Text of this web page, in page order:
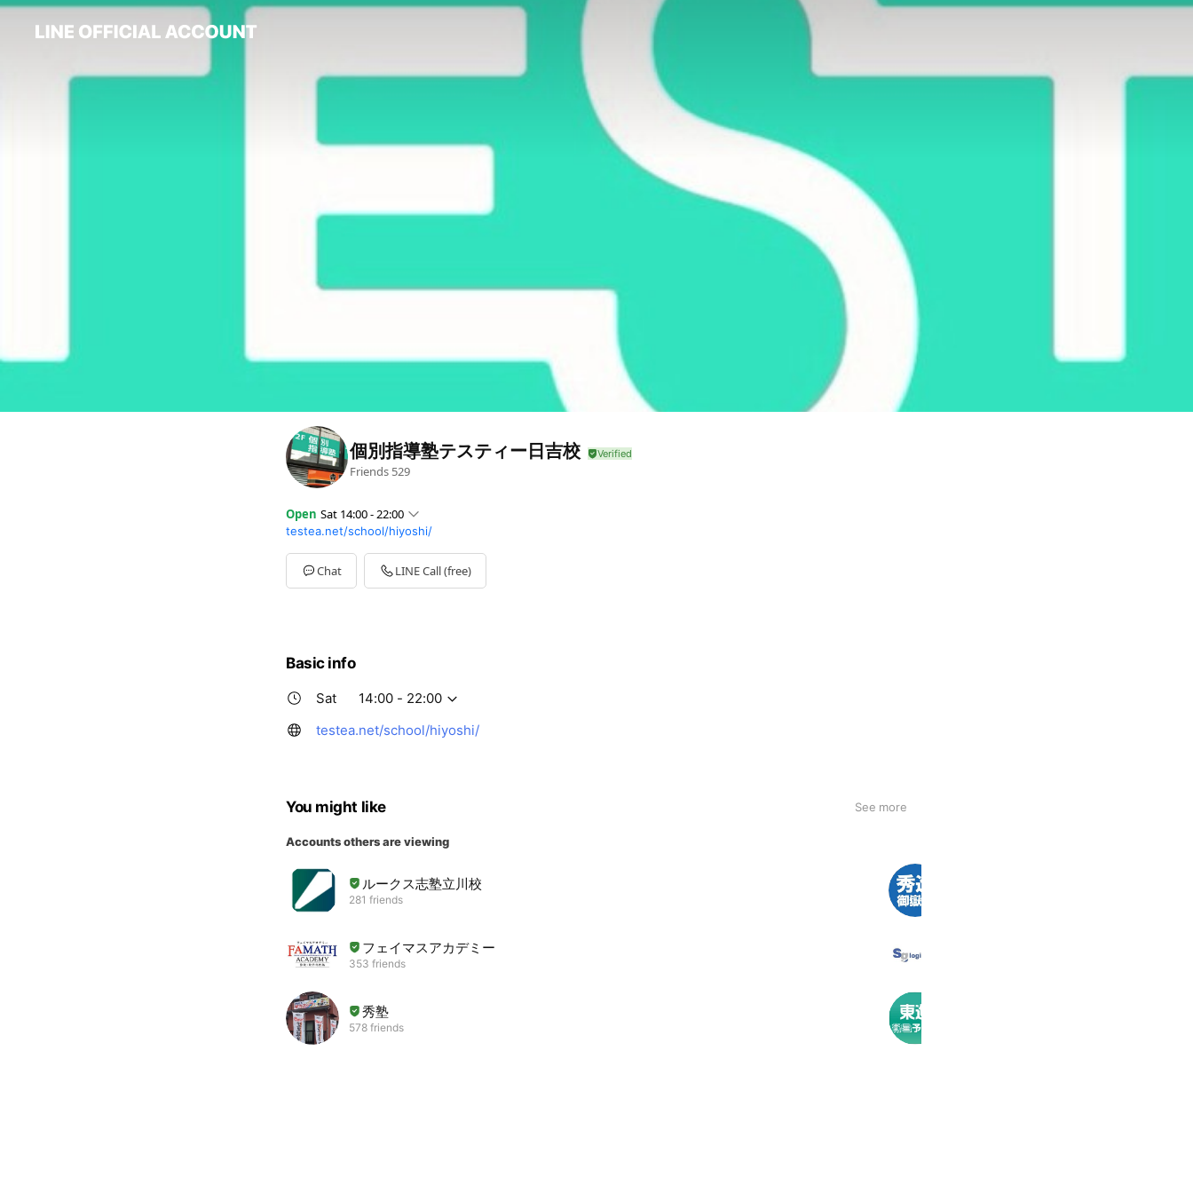
個別指導塾テスティー日吉校
Friends 529
Open Sat 14:00 - 22:00
SunClosed
Mon14:00 - 22:00
Tue14:00 - 22:00
Wed14:00 - 22:00
testea.net/school/hiyoshi/
Chat LINE Call (free)
Basic info
Sat
14:00 - 22:00
testea.net/school/hiyoshi/
You might like See more
Accounts others are viewing
ルークス志塾立川校
281 friends
フェイマスアカデミー
353 friends
秀塾
578 friends